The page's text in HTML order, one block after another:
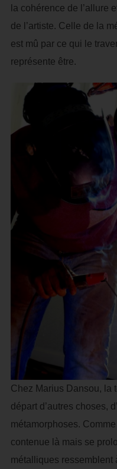
la cohérence de l’allure
de l’artiste. Celle de la
est mû par ce qui le
représente être.
Chez Marius Dansou, la
départ d’autres choses,
métamorphoses.
contenue là mais se
métalliques ressemblent